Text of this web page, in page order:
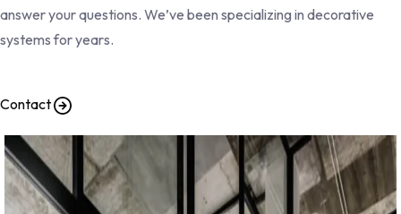
answer your questions. We’ve been specializing in decorative
systems for years.
Contact